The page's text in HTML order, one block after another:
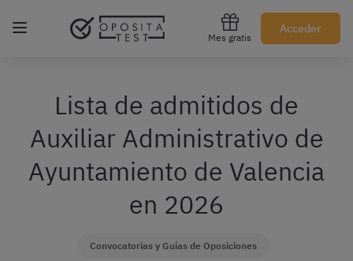
Mes gratis
Acceder
Regístrate gratis
Lista de admitidos de
Auxiliar Administrativo de
Ayuntamiento de Valencia
en 2026
Convocatorias y Guías de Oposiciones